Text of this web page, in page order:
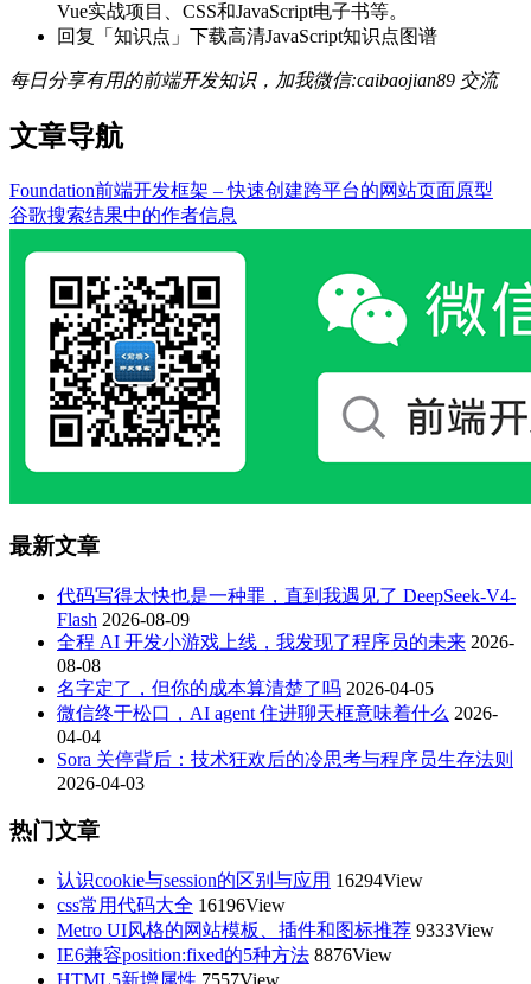
Vue实战项目、CSS和JavaScript电子书等。
回复「知识点」下载高清JavaScript知识点图谱
每日分享有用的前端开发知识，加我微信:caibaojian89 交流
文章导航
Foundation前端开发框架 – 快速创建跨平台的网站页面原型
谷歌搜索结果中的作者信息
最新文章
代码写得太快也是一种罪，直到我遇见了 DeepSeek-V4-
Flash 2026-08-09
全程 AI 开发小游戏上线，我发现了程序员的未来 2026-
08-08
名字定了，但你的成本算清楚了吗 2026-04-05
微信终于松口，AI agent 住进聊天框意味着什么 2026-
04-04
Sora 关停背后：技术狂欢后的冷思考与程序员生存法则
2026-04-03
热门文章
认识cookie与session的区别与应用 16294View
css常用代码大全 16196View
Metro UI风格的网站模板、插件和图标推荐 9333View
IE6兼容position:fixed的5种方法 8876View
HTML5新增属性 7557View